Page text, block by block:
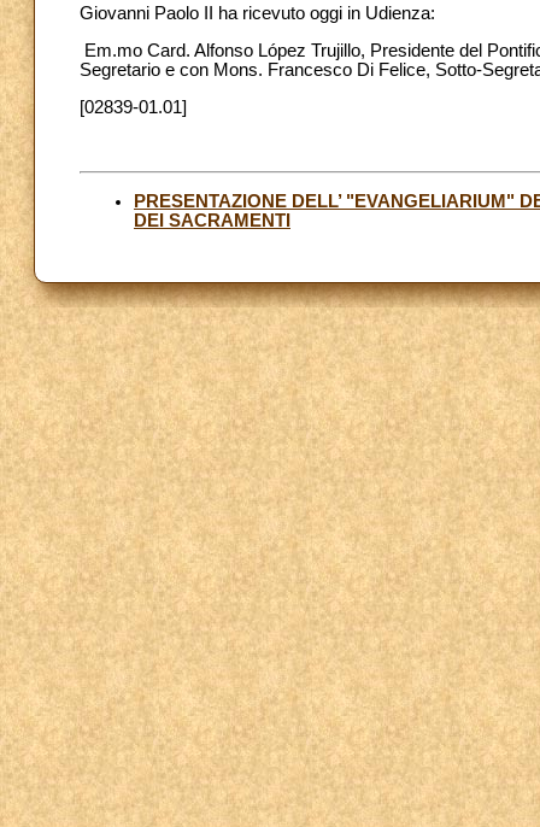
Giovanni Paolo II ha ricevuto oggi in Udienza:
Em.mo Card. Alfonso López Trujillo, Presidente del
Segretario e con Mons. Francesco Di Felice, Sotto-
[02839-01.01]
PRESENTAZIONE DELL’ "EVANGELIARIUM"
DEI SACRAMENTI